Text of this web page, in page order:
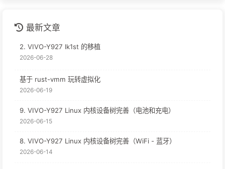
最新文章
2. VIVO-Y927 lk1st 的移植
2026-06-28
基于 rust-vmm 玩转虚拟化
2026-06-19
9. VIVO-Y927 Linux 内核设备树完善（电池和充电）
2026-06-15
8. VIVO-Y927 Linux 内核设备树完善（WiFi - 蓝牙）
2026-06-14